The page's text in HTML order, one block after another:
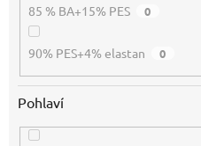
85 % BA+15% PES 0
90% PES+4% elastan 0
Pohlaví